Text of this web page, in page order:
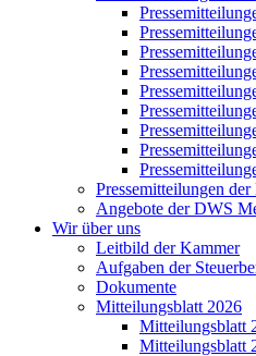
Pressemitteilungen
Angebote der DWS
Wir über uns
Leitbild der Kammer
Aufgaben der
Dokumente
Mitteilungsblatt 2026
Mitteilungsblatt
Mitteilungsblatt